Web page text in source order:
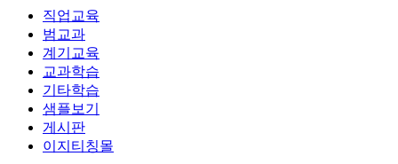
직업교육
범교과
계기교육
교과학습
기타학습
샘플보기
게시판
이지티칭몰